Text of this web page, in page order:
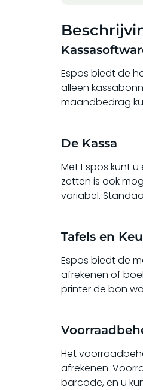
Espos biedt de
alleen
maandbedrag
De Kassa
Met Espos kunt
zetten is ook
variabel.
Tafels en
Espos biedt de
afrekenen of
printer de bon
Het
afrekenen.
barcode, en u